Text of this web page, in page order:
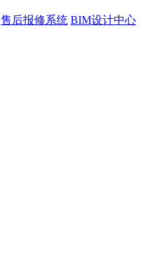
售后报修系统 BIM设计中心